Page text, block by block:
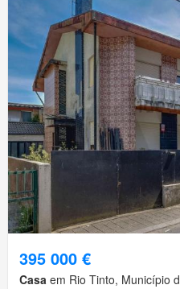
395 000 €
Casa em Rio Tinto, Município